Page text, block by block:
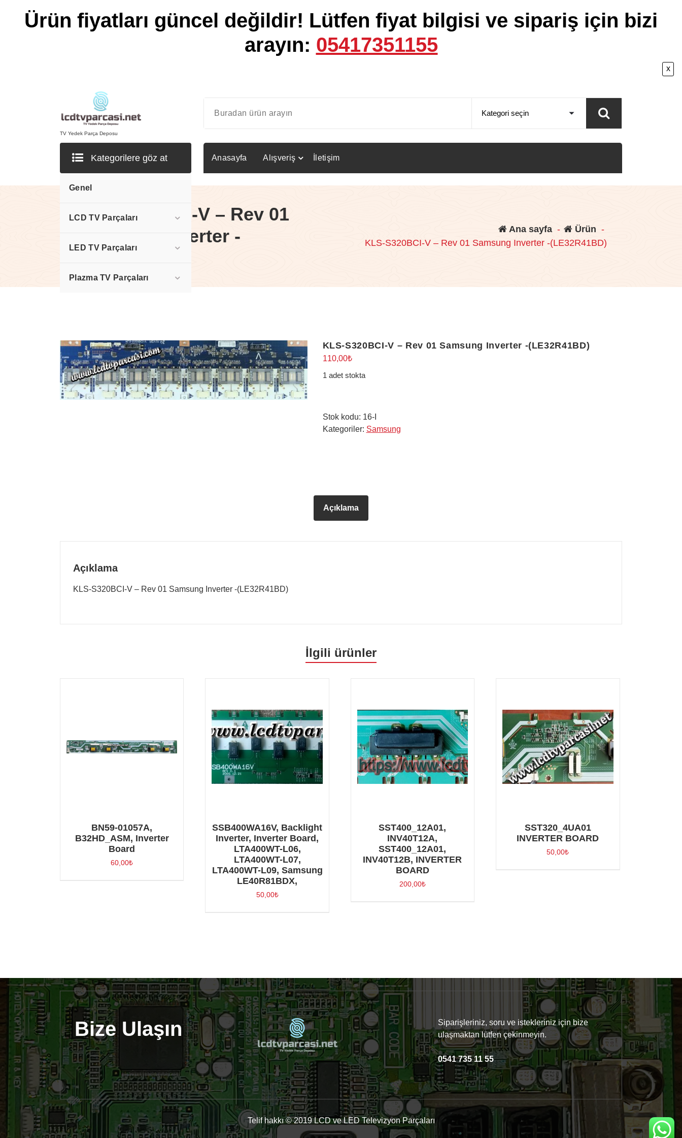
Ürün fiyatları güncel değildir! Lütfen fiyat bilgisi ve sipariş için bizi
arayın: 05417351155
x
TV Yedek Parça Deposu
Kategorilere göz at
Genel
LCD TV Parçaları
LED TV Parçaları
Plazma TV Parçaları
Anasayfa Alışveriş İletişim
KLS-S320BCI-V – Rev 01
Samsung Inverter -
(LE32R41BD)
Ana sayfa - Ürün -
KLS-S320BCI-V – Rev 01 Samsung Inverter -(LE32R41BD)
KLS-S320BCI-V – Rev 01 Samsung Inverter -(LE32R41BD)
110,00₺
1 adet stokta
Stok kodu: 16-I
Kategoriler: Samsung
Açıklama
Açıklama
KLS-S320BCI-V – Rev 01 Samsung Inverter -(LE32R41BD)
İlgili ürünler
BN59-01057A,
B32HD_ASM, Inverter
Board
60,00₺
SSB400WA16V, Backlight
Inverter, Inverter Board,
LTA400WT-L06,
LTA400WT-L07,
LTA400WT-L09, Samsung
LE40R81BDX,
50,00₺
SST400_12A01,
INV40T12A,
SST400_12A01,
INV40T12B, INVERTER
BOARD
200,00₺
SST320_4UA01
INVERTER BOARD
50,00₺
Bize Ulaşın
Siparişleriniz, soru ve istekleriniz için bize
ulaşmaktan lütfen çekinmeyin.
0541 735 11 55
Telif hakkı © 2019 LCD ve LED Televizyon Parçaları